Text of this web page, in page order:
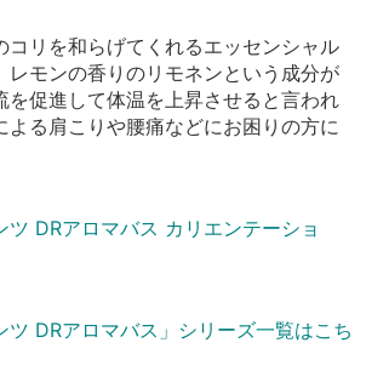
コリを和らげてくれるエッセンシャル
レモンの香りのリモネンという成分が
を促進して体温を上昇させると言われ
よる肩こりや腰痛などにお困りの方に
ツ DRアロマバス カリエンテーショ
ツ DRアロマバス」シリーズ一覧はこち